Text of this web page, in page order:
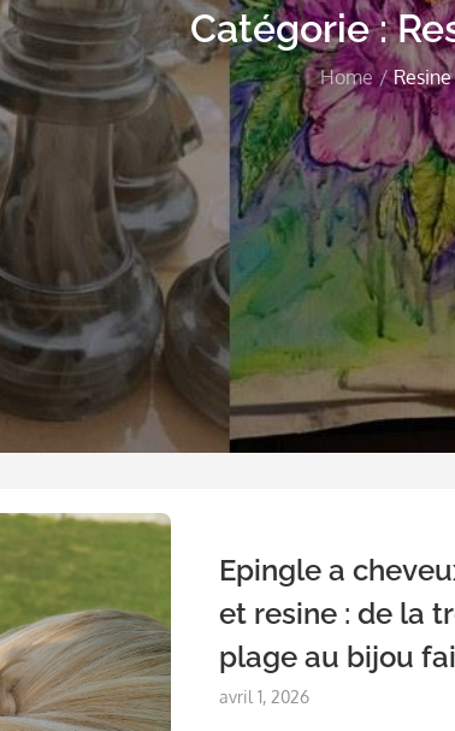
Catégorie :
Home
Epingle a
et resine : de la
plage au bijou
Posted
avril 1, 2026